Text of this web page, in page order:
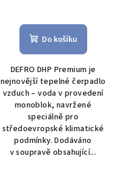
hodnocení
produktu
z
5
hvězdiček.
Do košíku
DEFRO DHP Premium je
nejnovější tepelné čerpadlo
vzduch – voda v provedení
monoblok, navržené
speciálně pro
středoevropské klimatické
podmínky. Dodáváno
v soupravě obsahující...